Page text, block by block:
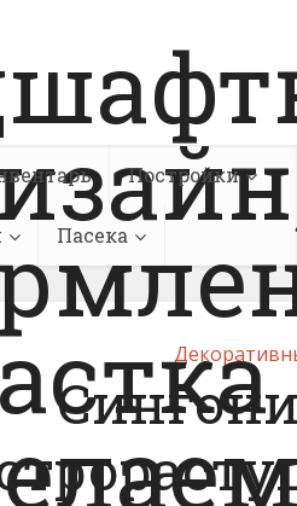
Постройки
Пасека